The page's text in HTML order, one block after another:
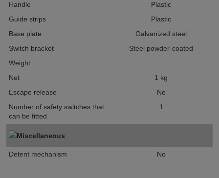
Handle
Plastic
Guide strips
Plastic
Base plate
Galvanized steel
Switch bracket
Steel powder-coated
Weight
Net
1 kg
Escape release
No
Number of safety switches that
can be fitted
1
Miscellaneous
Detent mechanism No